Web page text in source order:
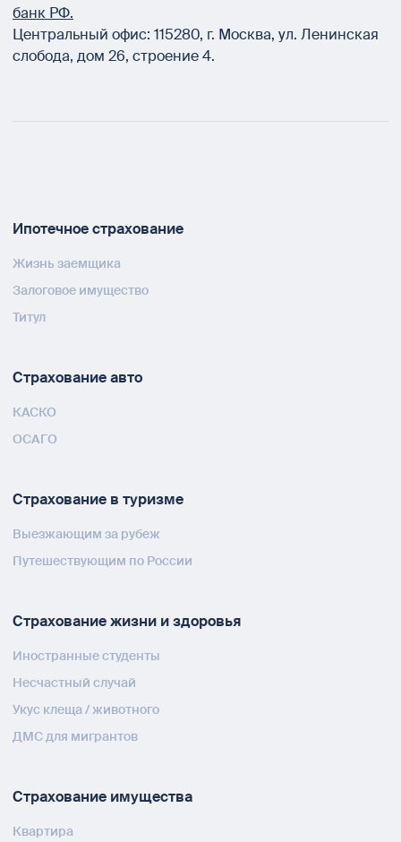
банк РФ.
Центральный офис: 115280, г. Москва, ул. Ленинская
слобода, дом 26, строение 4.
Ипотечное страхование
Жизнь заемщика
Залоговое имущество
Титул
Страхование авто
КАСКО
ОСАГО
Страхование в туризме
Выезжающим за рубеж
Путешествующим по России
Страхование жизни и здоровья
Иностранные студенты
Несчастный случай
Укус клеща / животного
ДМС для мигрантов
Страхование имущества
Квартира